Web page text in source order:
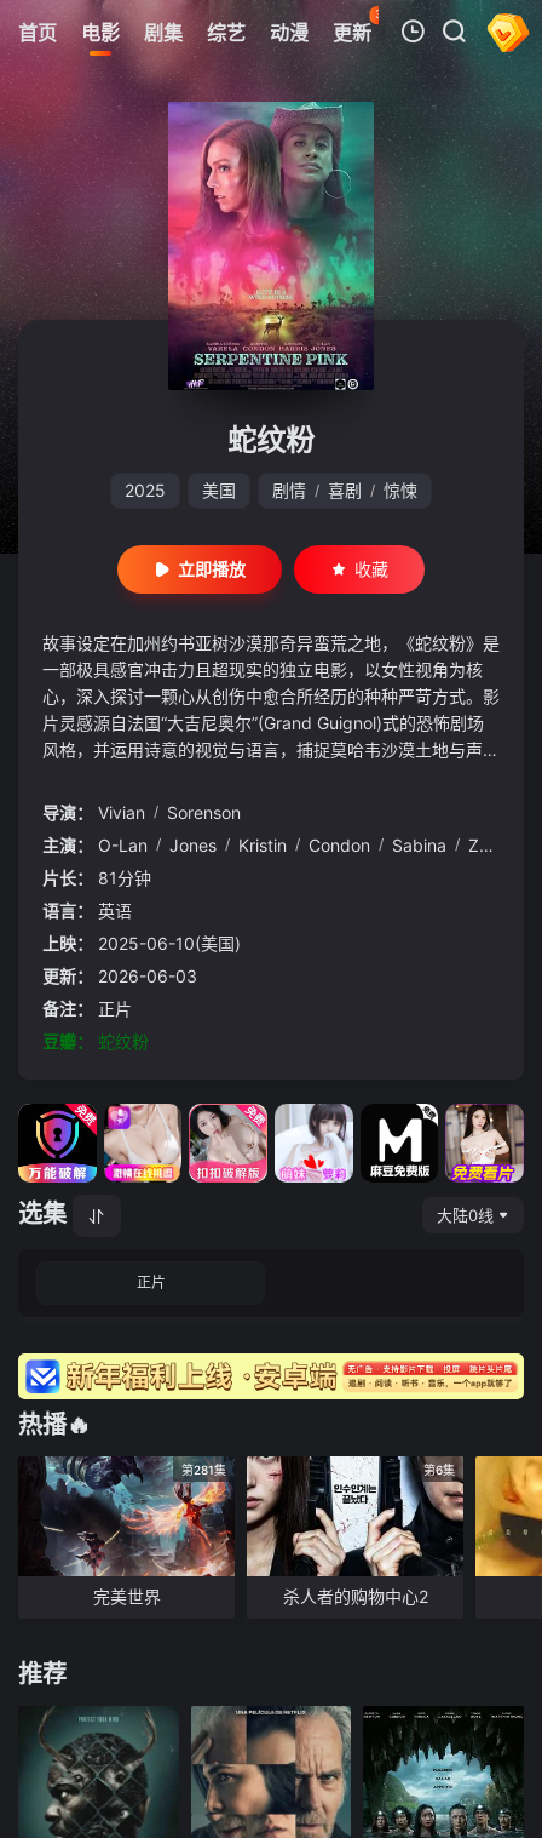
首页 电影 剧集 综艺 动漫 更新
35
热榜 APP
我的观影记录
暂无观看影片的记录
蛇纹粉
2025 美国 剧情 / 喜剧 / 惊悚
立即播放 收藏
故事设定在加州约书亚树沙漠那奇异蛮荒之地，《蛇纹粉》是
一部极具感官冲击力且超现实的独立电影，以女性视角为核
心，深入探讨一颗心从创伤中愈合所经历的种种严苛方式。影
片灵感源自法国“大吉尼奥尔”(Grand Guignol)式的恐怖剧场
风格，并运用诗意的视觉与语言，捕捉莫哈韦沙漠土地与声景
导演：
Vivian / Sorenson
主演：
O-Lan / Jones / Kristin / Condon / Sabina / Zuniga
片长：
81分钟
语言：
英语
上映：
2025-06-10(美国)
更新：
2026-06-03
备注：
正片
豆瓣：
蛇纹粉
选集 大陆0线
正片
热播🔥
第281集
完美世界
第6集
杀人者的购物中心2
推荐